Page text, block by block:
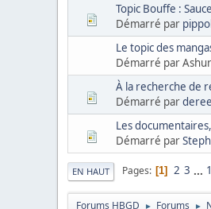
Topic Bouffe :
Démarré par
Le topic des
Démarré par
À la recherche de
Démarré par
Les
Démarré parSteph
EN HAUT Pages 1 2 3 ...
Forums HBGD ► Forums ►